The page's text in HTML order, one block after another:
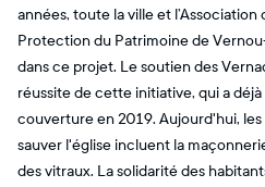
années, toute la ville et
Protection du Patrimoine de
dans ce projet. Le soutien des
réussite de cette initiative, qui a déjà
couverture en 2019. Aujourd'hui,
sauver l'église incluent la
des vitraux. La solidarité des